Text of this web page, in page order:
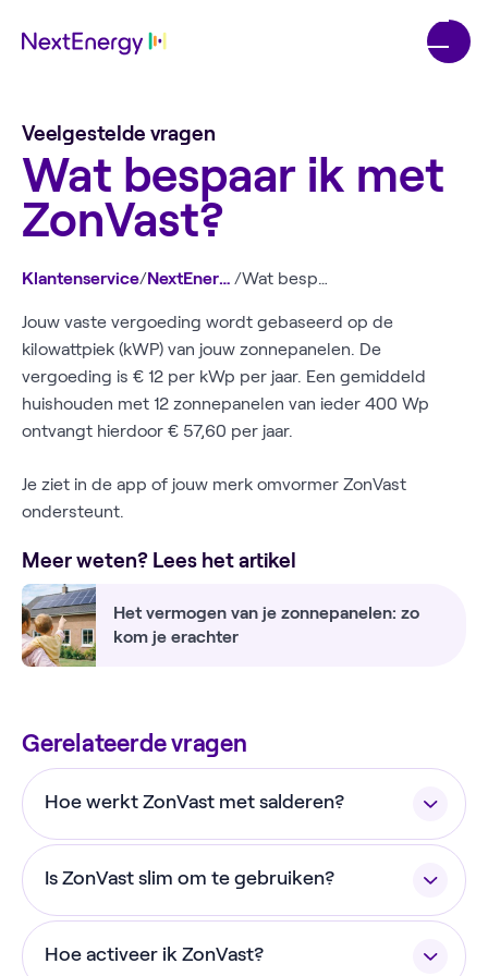
Veelgestelde vragen
Wat bespaar ik met
ZonVast?
Klantenservice/ NextEnergy app / Wat bespaar ik met ZonVast?
Jouw vaste vergoeding wordt gebaseerd op de
kilowattpiek (kWP) van jouw zonnepanelen. De
vergoeding is € 12 per kWp per jaar. Een gemiddeld
huishouden met 12 zonnepanelen van ieder 400 Wp
ontvangt hierdoor € 57,60 per jaar.
Je ziet in de app of jouw merk omvormer ZonVast
ondersteunt.
Meer weten? Lees het artikel
Het vermogen van je zonnepanelen: zo
kom je erachter
Gerelateerde vragen
Hoe werkt ZonVast met salderen?
Salderen wordt meegerekend met het met het
pauzeren van jouw zonnepanelen. Tot 2027 kun je
zo’n €0,11 aan energiebelasting weg mag strepen,
Is ZonVast slim om te gebruiken?
Voor de meeste huishoudens is het slim on
ZonVast te activeren. Je ontvangt een vaste
Hoe activeer ik ZonVast?